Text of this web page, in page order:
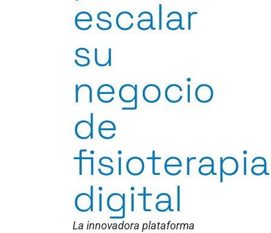
escalar
su
negocio
de
fisioterapia
digital
La innovadora plataforma